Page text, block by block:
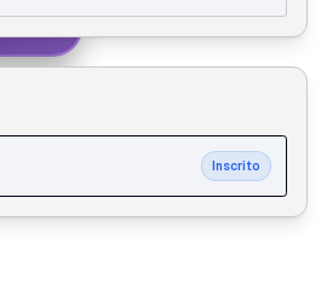
Inscrito